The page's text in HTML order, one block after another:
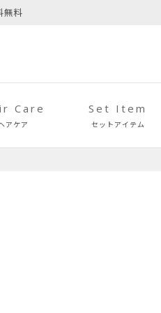
無料
Care
アケア
Set Item
セットアイテム